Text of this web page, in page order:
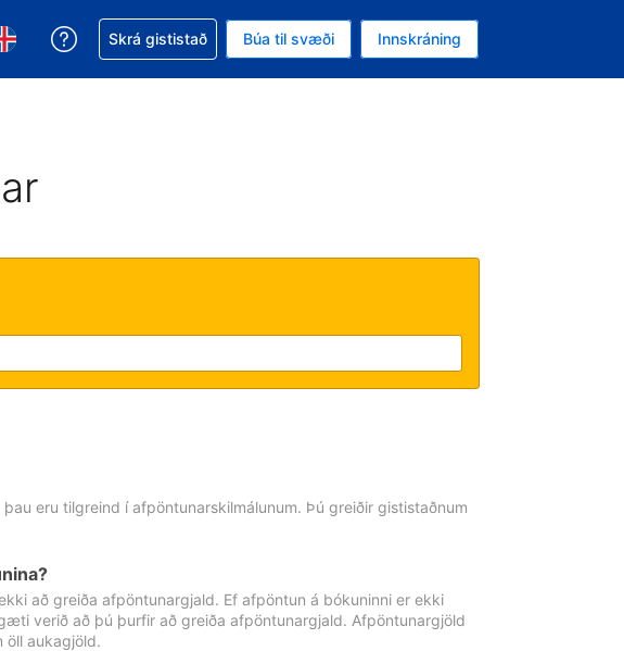
Í augnablikinu er gjaldmiðillinn Íslensk króna
Veldu þitt tungumál. Í augnablikinu er tungumál þitt Íslensku
Fá aðstoð við bókunina
Skrá gististað Búa til svæði Innskráning
eru tilgreind í afpöntunarskilmálunum. Þú greiðir gististaðnum
að greiða afpöntunargjald. Ef afpöntun á bókuninni er ekki
verið að þú þurfir að greiða afpöntunargjald. Afpöntunargjöld
öll aukagjöld.